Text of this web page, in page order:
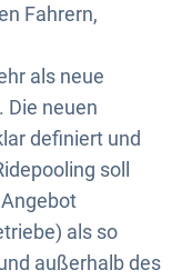
Fahrern,
als neue
Die neuen
definiert und
soll
als so
außerhalb des